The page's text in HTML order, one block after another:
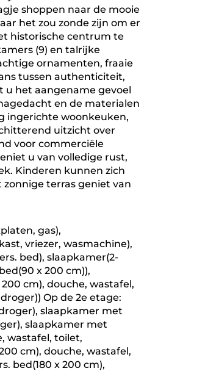
shoppen naar de mooie
het zou zonde zijn om er
historische centrum te
(9) en talrijke
ornamenten, fraaie
tussen authenticiteit,
u het aangename gevoel
en de materialen
ingerichte woonkeuken,
uitzicht over
voor commerciële
u van volledige rust,
Kinderen kunnen zich
terras geniet van
gas),
vriezer, wasmachine),
bed), slaapkamer(2-
x 200 cm)),
cm), douche, wastafel,
Op de 2e etage:
slaapkamer met
slaapkamer met
wastafel, toilet,
cm), douche, wastafel,
bed(180 x 200 cm),